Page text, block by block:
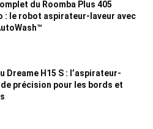
du Roomba Plus 405
: le robot aspirateur-laveur avec
Dreame H15 S : l’aspirateur-
de précision pour les bords et